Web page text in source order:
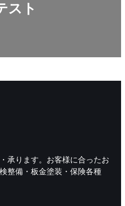
スト
承ります。お客様に合ったお
整備・板金塗装・保険各種